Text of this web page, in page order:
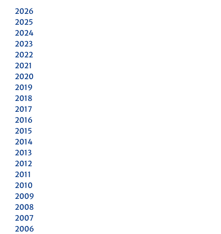
2026
2025
2024
2023
2022
2021
2020
2019
2018
2017
2016
2015
2014
2013
2012
2011
2010
2009
2008
2007
2006